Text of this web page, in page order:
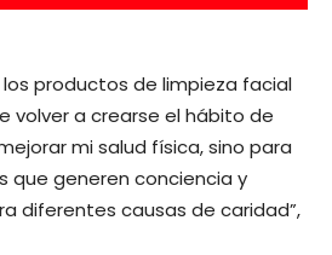
productos de limpieza facial
volver a crearse el hábito de
mi salud física, sino para
que generen conciencia y
diferentes causas de caridad”,